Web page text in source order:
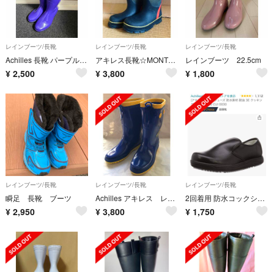
レインブーツ/長靴
Achilles 長靴 パープル 25cm
¥ 2,500
レインブーツ/長靴
アキレス長靴☆MONTRRE☆レインシューズ
¥ 3,800
レインブーツ/長靴
レインブーツ 22.5cm
¥ 1,800
レインブーツ/長靴
瞬足 長靴 ブーツ
¥ 2,950
レインブーツ/長靴
Achilles アキレス レインブーツ
¥ 3,800
レインブーツ/長靴
2回着用 防水コックシューズ 24.0cm
¥ 1,750